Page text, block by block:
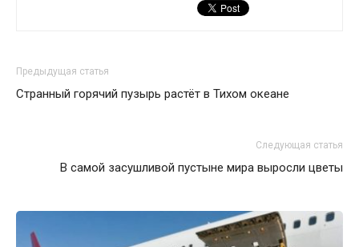
Предыдущая статья
Странный горячий пузырь растёт в Тихом океане
Следующая статья
В самой засушливой пустыне мира выросли цветы